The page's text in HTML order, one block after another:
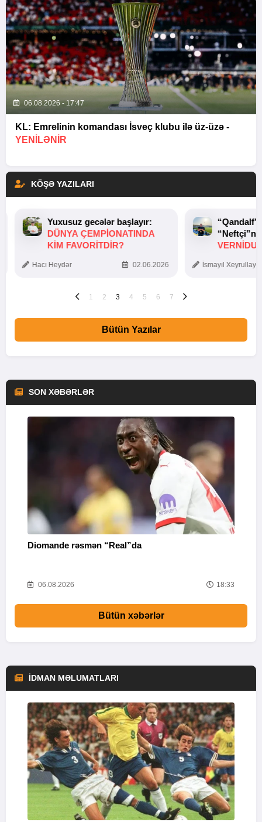
06.08.2026 - 17:47
KL: Emrelinin komandası İsveç klubu ilə üz-üzə -
YENİLƏNİR
KÖŞƏ YAZILARI
Yuxusuz gecələr başlayır:
DÜNYA ÇEMPIONATINDA
KIM FAVORITDIR?
Hacı Heydər 02.06.2026 İsmayıl
1 2 3 4 5 6 7
Bütün Yazılar
SON XƏBƏRLƏR
Diomande rəsmən “Real”da
06.08.2026 18:33
Bütün xəbərlər
İDMAN MƏLUMATLARI